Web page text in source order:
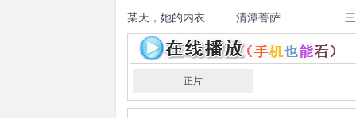
某天，她的内衣
仓悠贵 山下美月 风间俊介
清潭菩萨
任昌丁 朴艺珍 玄英 金秀
美 徐英姬 徐柔贞 李浚赫
正片